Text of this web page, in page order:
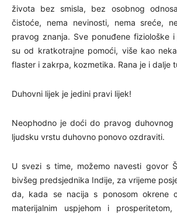
života bez smisla, bez osobnog
čistoće, nema nevinosti, nema sreće,
pravog znanja. Sve ponuđene fiziološke
su od kratkotrajne pomoći, više kao
flaster i zakrpa, kozmetika. Rana je i dalje
Duhovni lijek je jedini pravi lijek!
Neophodno je doći do pravog duhovnog
ljudsku vrstu duhovno ponovo ozdraviti.
U svezi s time, možemo navesti govor
bivšeg predsjednika Indije, za vrijeme
da, kada se nacija s ponosom okrene
materijalnim uspjehom i